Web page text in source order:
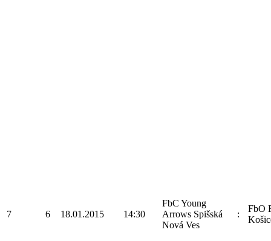
7 6 18.01.2015 14:30
FbC Young
Arrows Spišská
Nová Ves
:
FbO